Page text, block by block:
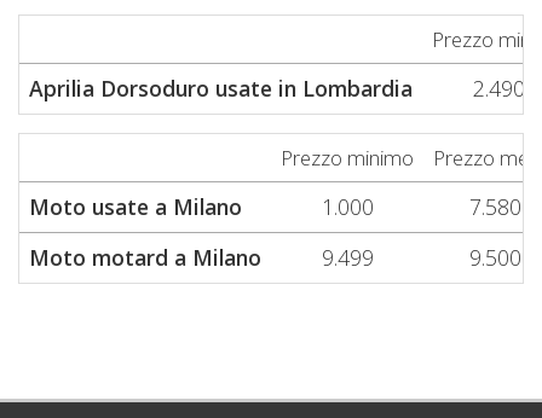
Prezzo
Aprilia Dorsoduro usate in Lombardia 2.490
Prezzo minimo Prezzo
Moto usate a Milano 1.000
7.580
Moto motard a Milano
9.499 9.500